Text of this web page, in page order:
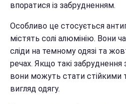
впоратися із забрудненням.
Особливо це стосується
містять солі алюмінію. Вони
сліди на темному одязі та
речах. Якщо такі
вони можуть стати стійкими
вигляд одягу.